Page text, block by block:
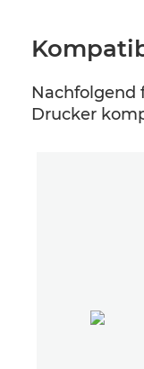
Nachfolgend
Drucker